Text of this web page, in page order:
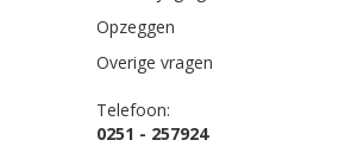
Opzeggen
Overige vragen
Telefoon:
0251 - 257924